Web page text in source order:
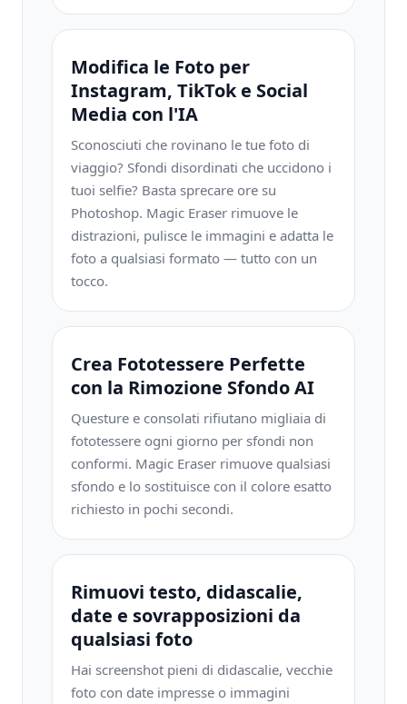
Modifica le Foto per
Instagram, TikTok e Social
Media con l'IA
Sconosciuti che rovinano le tue foto di
viaggio? Sfondi disordinati che uccidono i
tuoi selfie? Basta sprecare ore su
Photoshop. Magic Eraser rimuove le
distrazioni, pulisce le immagini e adatta le
foto a qualsiasi formato — tutto con un
tocco.
Crea Fototessere Perfette
con la Rimozione Sfondo AI
Questure e consolati rifiutano migliaia di
fototessere ogni giorno per sfondi non
conformi. Magic Eraser rimuove qualsiasi
sfondo e lo sostituisce con il colore esatto
richiesto in pochi secondi.
Rimuovi testo, didascalie,
date e sovrapposizioni da
qualsiasi foto
Hai screenshot pieni di didascalie, vecchie
foto con date impresse o immagini